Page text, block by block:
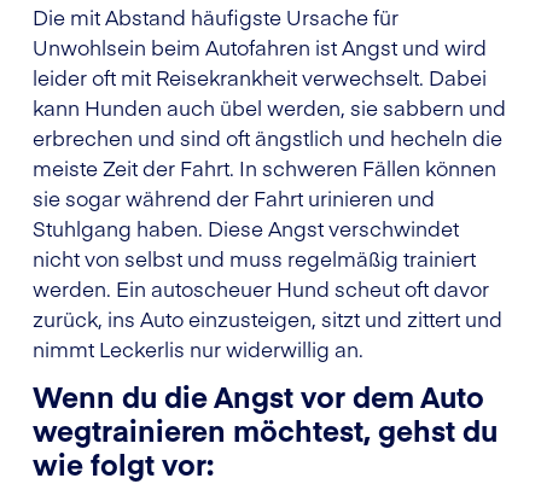
Die mit Abstand häufigste Ursache für
Unwohlsein beim Autofahren ist Angst und wird
leider oft mit Reisekrankheit verwechselt. Dabei
kann Hunden auch übel werden, sie sabbern und
erbrechen und sind oft ängstlich und hecheln die
meiste Zeit der Fahrt. In schweren Fällen können
sie sogar während der Fahrt urinieren und
Stuhlgang haben. Diese Angst verschwindet
nicht von selbst und muss regelmäßig trainiert
werden. Ein autoscheuer Hund scheut oft davor
zurück, ins Auto einzusteigen, sitzt und zittert und
nimmt Leckerlis nur widerwillig an.
Wenn du die Angst vor dem Auto
wegtrainieren möchtest, gehst du
wie folgt vor: